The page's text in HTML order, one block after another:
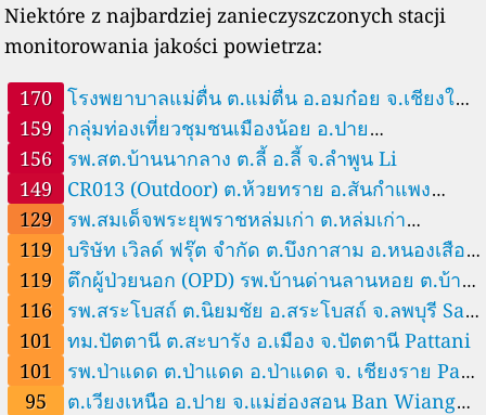
8
รพ.เรณูนคร ต.โพนทอง อ.เรณูนคร จ.นครพนม, Renu Nakhon, Thailand
54 รพ.แม่ระมาด ต.แม่ระมาด อ.แม่ระมาด จ.ตาก, Ban Huai Nok Lae, T
ailand
25 สสอ.ตากใบ จ.นราธิวาส, Tak Bai, Thailand
สสอ.บรรพตพิสัย ต.ท่างิ้ว อ.บรรพตพิสัย จ.นครสวรรค์, Banphot Phisai, Thailand
25 สสอ.วาปีปทุม ต.หนองแสง อ.วาปีปทุม จ.มหาสารคาม, Wapi Pathum, Thailand
4
สำนักงานสาธารณสุขจังหวัดประจวบคีรีขันธ์ อ.เมือง จ.ประจวบคีรีขันธ์, Prachua
p Khiri Khan, Thailand
--
สำนักงานสาธารณสุขอำเภอชุมพวง อ.ชุมพวง จ.นครราชสีมา, Chum P
huang, Thailand
52 สำนักงานสาธารณสุขอำเภอตะกั่วทุ่ง จ.พังงา, Takua Thung, Thailan
d
25 องค์การบริหารส่วนตำบลแสนทอง อ.ท่าวังผา จ.น่าน, Tha Wang Pha, Thailand
61 อบต.กะลาเส ต.กะลาเส อ.สิเกา จ.ตรัง, Thailand
69 อาคารงานอนามัยสิ่งแวดล้อม รพ.ธารโต อ.ธารโต จ.ยะลา, Thanto, Thailand
42
1 godziny
อาคารสาละวินบ้านแม่สามแลบ ต.แม่สามแลบ อ.สบเมย จ.แม่ฮ่องสอน,
Mae Sam Laep, Thailand
13 อาคารหน่วยปฏิบัติการกู้ชีพ-กู้ภัย อบต.ปิงหลวง อ.นาหมื่น จ.น่าน, Na Muen, Thai
land
--
เขื่อนวชิราลงกรณ ต.ท่าขนุน อ.ทองผาภูมิ จ.กาญจนบุรี, Thong Pha Ph
um, Thailand
21 เทศบาลตำบลตองโขบ จ.สกลนคร, Ban Tong Khop, Thailand
โรงพยาบาล ๕๐ พรรษา มหาวชิราลงกรณ ต.ไร่น้อย อ.เมือง จ.อุบลราชธานี, Ban P
Niektóre z najbardziej zanieczyszczonych stacji
monitorowania jakości powietrza:
170 โรงพยาบาลแม่ตื่น ต.แม่ตื่น อ.อมก๋อย จ.เชียงใหม่
Mae Tuen
159
กลุ่มท่องเที่ยวชุมชนเมืองน้อย อ.ปาย
จ.แม่ฮ่องสอน Ban Muang Noi
156
รพ.สต.บ้านนากลาง ต.ลี้ อ.ลี้ จ.ลำพูน Li
149
CR013 (Outdoor) ต.ห้วยทราย อ.สันกำแพง
จ.เชียงใหม่ Ban Mo
129
รพ.สมเด็จพระยุพราชหล่มเก่า ต.หล่มเก่า
อ.หล่มเก่า จ.เพชรบูรณ์ Ban Wang Woen
119
บริษัท เวิลด์ ฟรุ๊ต จำกัด ต.บึงกาสาม อ.หนองเสือ
จ.ปทุมธานี Ban Bueng Sombun
119
ตึกผู้ป่วยนอก (OPD) รพ.บ้านด่านลานหอย ต.บ้าน
ด่าน อ.บ้านด่านลานหอย จ.สุโขทัย Lan Hoi
116
รพ.สระโบสถ์ ต.นิยมชัย อ.สระโบสถ์ จ.ลพบุรี Sa
Bot
101
ทม.ปัตตานี ต.สะบารัง อ.เมือง จ.ปัตตานี Pattani
101
รพ.ป่าแดด ต.ป่าแดด อ.ป่าแดด จ. เชียงราย Pa
Daet
95
ต.เวียงเหนือ อ.ปาย จ.แม่ฮ่องสอน Ban Wiang